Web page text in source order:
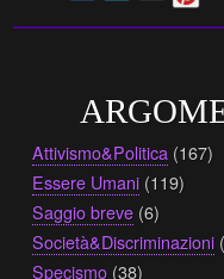
Attivismo&Politica (167)
Essere Umani (119)
Saggio breve (6)
Società&Discriminazioni
Specismo (38)